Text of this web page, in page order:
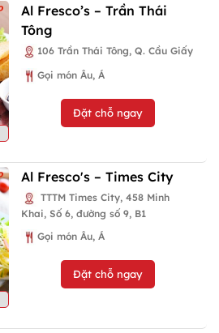
Al Fresco’s – Trần Thái
Tông
106 Trần Thái Tông, Q. Cầu Giấy
Gọi món Âu, Á
Đặt chỗ ngay
Al Fresco's – Times City
TTTM Times City, 458 Minh
Khai, Số 6, đường số 9, B1
Gọi món Âu, Á
Đặt chỗ ngay